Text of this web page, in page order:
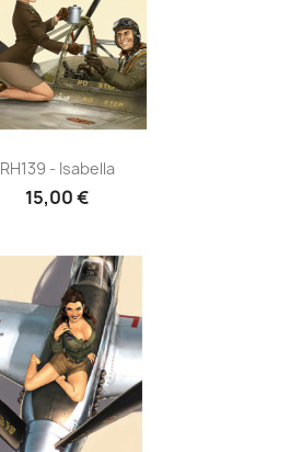
RH139 - Isabella
15,00 €